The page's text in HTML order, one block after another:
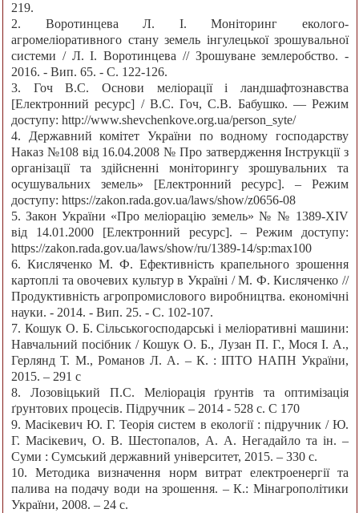
219.
2. Воротинцева Л. І. Моніторинг еколого-
агромеліоративного стану земель інгулецької зрошувальної
системи / Л. І. Воротинцева // Зрошуване землеробство. -
2016. - Вип. 65. - С. 122-126.
3. Гоч В.С. Основи меліорації і ландшафтознавства
[Електронний ресурс] / В.С. Гоч, С.В. Бабушко. — Режим
доступу: http://www.shevchenkove.org.ua/person_syte/
4. Державний комітет України по водному господарству
Наказ №108 від 16.04.2008 № Про затвердження Інструкції з
організації та здійсненні моніторингу зрошувальних та
осушувальних земель» [Електронний ресурс]. – Режим
доступу: https://zakon.rada.gov.ua/laws/show/z0656-08
5. Закон України «Про меліорацію земель» № № 1389-XIV
від 14.01.2000 [Електронний ресурс]. – Режим доступу:
https://zakon.rada.gov.ua/laws/show/ru/1389-14/sp:max100
6. Кисляченко М. Ф. Ефективність крапельного зрошення
картоплі та овочевих культур в Україні / М. Ф. Кисляченко //
Продуктивність агропромислового виробництва. економічні
науки. - 2014. - Вип. 25. - С. 102-107.
7. Кошук О. Б. Сільськогосподарські і меліоративні машини:
Навчальний посібник / Кошук О. Б., Лузан П. Г., Мося І. А.,
Герлянд Т. М., Романов Л. А. – К. : ІПТО НАПН України,
2015. – 291 с
8. Лозовіцький П.С. Меліорація ґрунтів та оптимізація
ґрунтових процесів. Підручник – 2014 - 528 с. С 170
9. Масікевич Ю. Г. Теорія систем в екології : підручник / Ю.
Г. Масікевич, О. В. Шестопалов, А. А. Негадайло та ін. –
Суми : Сумський державний університет, 2015. – 330 с.
10. Методика визначення норм витрат електроенергії та
палива на подачу води на зрошення. – К.: Мінагрополітики
України, 2008. – 24 с.